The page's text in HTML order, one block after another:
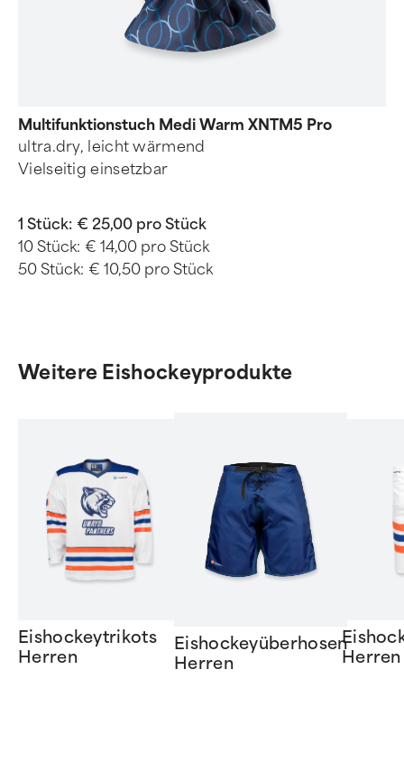
Multifunktionstuch Medi Warm XNTM5 Pro
ultra.dry, leicht wärmend
Vielseitig einsetzbar
1 Stück: € 25,00 pro Stück
10 Stück: € 14,00 pro Stück
50 Stück: € 10,50 pro Stück
Weitere Eishockeyprodukte
Eishockeytrikots
Herren
Eishockeyüberhosen
Herren
Herren